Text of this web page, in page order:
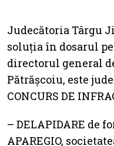
Judecătoria Târgu
soluția în dosarul
directorul general
Pătrășcoiu, este
CONCURS DE
– DELAPIDARE de
APAREGIO,